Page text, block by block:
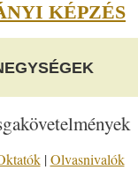
KÉPZÉS
|Olvasnivalók